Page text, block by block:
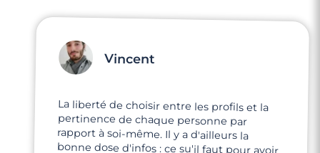
Vincent
La liberté de choisir entre les profils et la
pertinence de chaque personne par
rapport à soi-même. Il y a d'ailleurs la
bonne dose d'infos : ce su'il faut pour avoir